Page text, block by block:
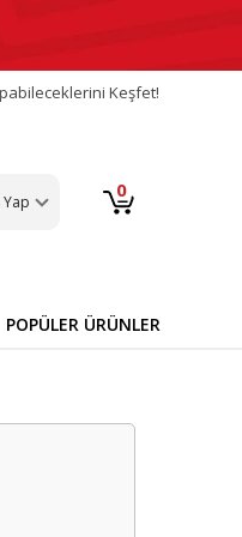
Keşfet!
0
POPÜLER ÜRÜNLER